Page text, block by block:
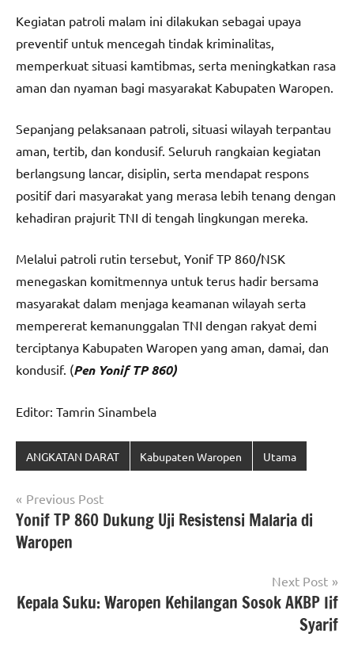
Kegiatan patroli malam ini dilakukan sebagai upaya
preventif untuk mencegah tindak kriminalitas,
memperkuat situasi kamtibmas, serta meningkatkan rasa
aman dan nyaman bagi masyarakat Kabupaten Waropen.
Sepanjang pelaksanaan patroli, situasi wilayah terpantau
aman, tertib, dan kondusif. Seluruh rangkaian kegiatan
berlangsung lancar, disiplin, serta mendapat respons
positif dari masyarakat yang merasa lebih tenang dengan
kehadiran prajurit TNI di tengah lingkungan mereka.
Melalui patroli rutin tersebut, Yonif TP 860/NSK
menegaskan komitmennya untuk terus hadir bersama
masyarakat dalam menjaga keamanan wilayah serta
mempererat kemanunggalan TNI dengan rakyat demi
terciptanya Kabupaten Waropen yang aman, damai, dan
kondusif. (Pen Yonif TP 860)
Editor: Tamrin Sinambela
ANGKATAN DARAT Kabupaten Waropen Utama
Navigasi
pos
Previous Post
Yonif TP 860 Dukung Uji Resistensi Malaria di
Waropen
Next Post
Kepala Suku: Waropen Kehilangan Sosok AKBP Iif
Syarif